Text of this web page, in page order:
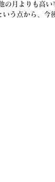
月よりも高
う点から、